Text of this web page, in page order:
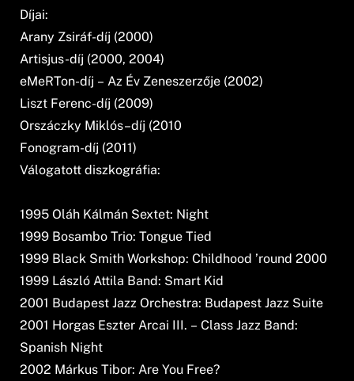
Díjai:
Arany Zsiráf-díj (2000)
Artisjus-díj (2000, 2004)
eMeRTon-díj – Az Év Zeneszerzője (2002)
Liszt Ferenc-díj (2009)
Orszáczky Miklós–díj (2010
Fonogram-díj (2011)
Válogatott diszkográfia:
1995 Oláh Kálmán Sextet: Night
1999 Bosambo Trio: Tongue Tied
1999 Black Smith Workshop: Childhood ’round 2000
1999 László Attila Band: Smart Kid
2001 Budapest Jazz Orchestra: Budapest Jazz Suite
2001 Horgas Eszter Arcai III. – Class Jazz Band:
Spanish Night
2002 Márkus Tibor: Are You Free?